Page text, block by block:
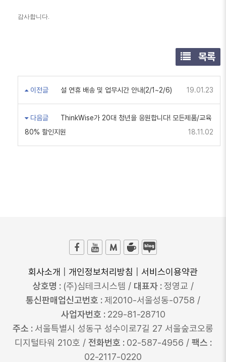
감사합니다.
목록
이전글 설 연휴 배송 및 업무시간 안내(2/1~2/6) 19.01.23
다음글
ThinkWise가 20대 청년을 응원합니다! 모든제품/교육
80% 할인지원
18.11.02
회사소개 개인정보처리방침
서비스이용약관
상호명 : (주)심테크시스템 / 대표자 :정영교 /
통신판매업신고번호 :제2010-서울성동-0758 /
사업자번호 : 229-81-28710
주소 : 서울특별시 성동구 성수이로7길 27 서울숲코오롱
디지털타워 210호 / 전화번호 : 02-587-4956 / 팩스 :
02-2117-0220